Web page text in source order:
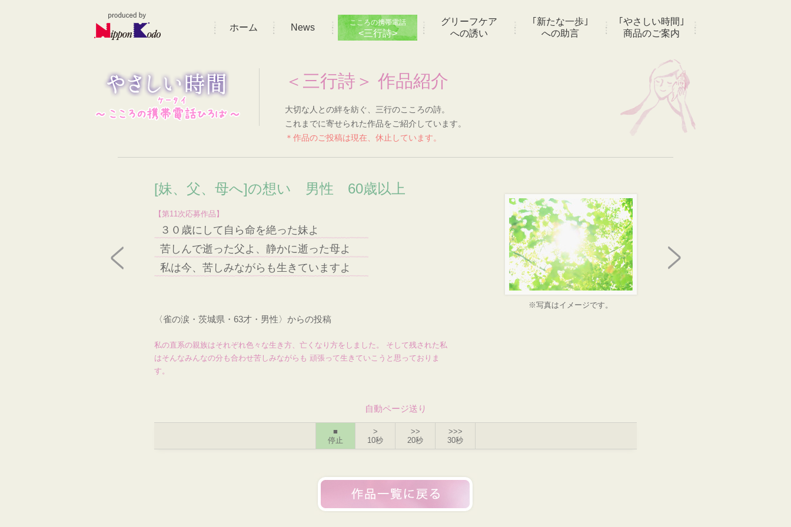
ホーム News こころの携帯電話
<三行詩>
グリーフケア
への誘い
｢新たな一歩｣
への助言
｢やさしい時間｣
商品のご案内
＜三行詩＞ 作品紹介
大切な人との絆を紡ぐ、三行のこころの詩。
これまでに寄せられた作品をご紹介しています。
＊作品のご投稿は現在、休止しています。
[妹、父、母へ]の想い 男性 60歳以上
【第11次応募作品】
３０歳にして自ら命を絶った妹よ
苦しんで逝った父よ、静かに逝った母よ
私は今、苦しみながらも生きていますよ
※写真はイメージです。
〈雀の涙・茨城県・63才・男性〉からの投稿
私の直系の親族はそれぞれ色々な生き方、亡くなり方をしました。 そして残された私
はそんなみんなの分も合わせ苦しみながらも 頑張って生きていこうと思っておりま
す。
自動ページ送り
■
停止
>
10秒
>>
20秒
>>>
30秒